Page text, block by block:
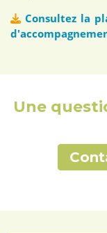
Consultez la
Une